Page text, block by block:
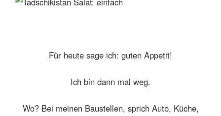
Für heute sage ich: guten Appetit!
Ich bin dann mal weg.
Wo? Bei meinen Baustellen, sprich Auto, Küche,